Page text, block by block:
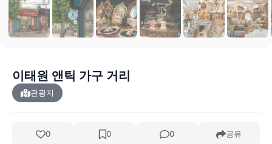
이태원 앤틱 가구 거리
관광지
0 0 0 공유